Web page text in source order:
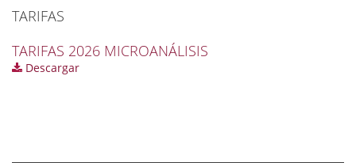
TARIFAS
TARIFAS 2026 MICROANÁLISIS
Descargar